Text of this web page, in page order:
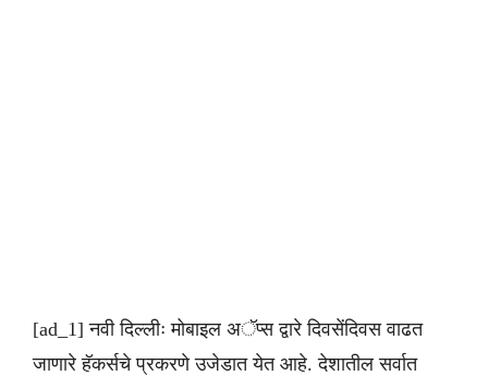
[ad_1] नवी दिल्लीः मोबाइल अॅप्स द्वारे दिवसेंदिवस वाढत
जाणारे हॅकर्सचे प्रकरणे उजेडात येत आहे. देशातील सर्वात